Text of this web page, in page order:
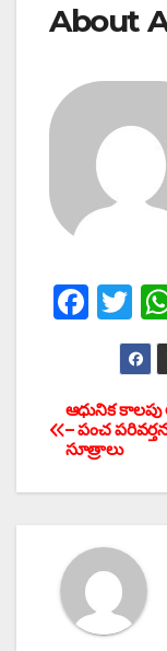
About
F
e
b
k
T
w
itt
er
Post
ఆధునిక
– పంచ
సూత్రాలు